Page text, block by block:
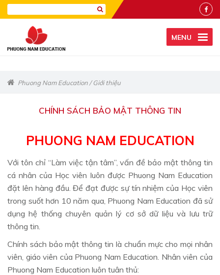
MENU
Phuong Nam Education/Giới thiệu
CHÍNH SÁCH BẢO MẬT THÔNG TIN
PHUONG NAM EDUCATION
Với tôn chỉ “Làm việc tận tâm”, vấn đề bảo mật thông tin
cá nhân của Học viên luôn được Phuong Nam Education
đặt lên hàng đầu. Để đạt được sự tín nhiệm của Học viên
trong suốt hơn 10 năm qua, Phuong Nam Education đã sử
dụng hệ thống chuyên quản lý cơ sở dữ liệu và lưu trữ
thông tin.
Chính sách bảo mật thông tin là chuẩn mực cho mọi nhân
viên, giáo viên của Phuong Nam Education. Nhân viên của
Phuong Nam Education luôn tuân thủ: